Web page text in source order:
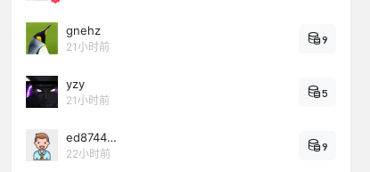
gnehz
21小时前
9
yzy
21小时前
5
ed8744…
22小时前
9